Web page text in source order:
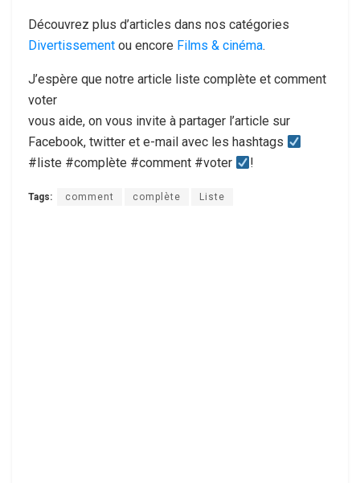
Découvrez plus d’articles dans nos catégories
Divertissement ou encore Films & cinéma.
J’espère que notre article liste complète et comment
voter
vous aide, on vous invite à partager l’article sur
Facebook, twitter et e-mail avec les hashtags
#liste #complète #comment #voter
!
Tags: comment complète Liste